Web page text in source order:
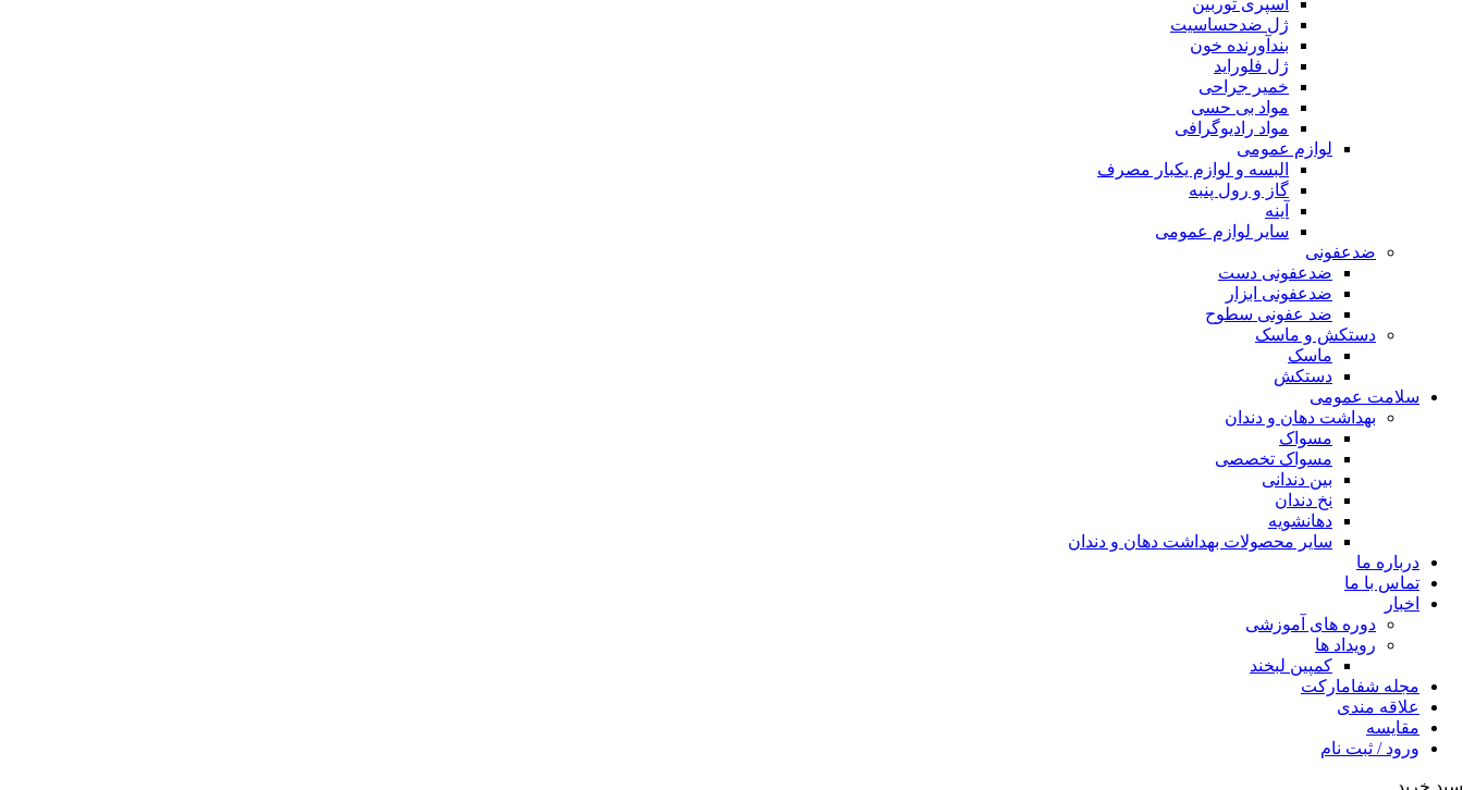
اسپری توربین
ژل ضدحساسیت
بندآورنده خون
ژل فلوراید
خمیر جراحی
مواد بی حسی
مواد رادیوگرافی
لوازم عمومی
البسه و لوازم یکبار مصرف
گاز و رول پنبه
آینه
سایر لوازم عمومی
ضدعفونی
ضدعفونی دست
ضدعفونی ابزار
ضد عفونی سطوح
دستکش و ماسک
ماسک
دستکش
سلامت عمومی
بهداشت دهان و دندان
مسواک
مسواک تخصصی
بین دندانی
نخ دندان
دهانشویه
سایر محصولات بهداشت دهان و دندان
درباره ما
تماس با ما
اخبار
دوره های آموزشی
رویداد ها
کمپین لبخند
مجله شفامارکت
علاقه مندی
مقایسه
ورود / ثبت نام
سبد خرید